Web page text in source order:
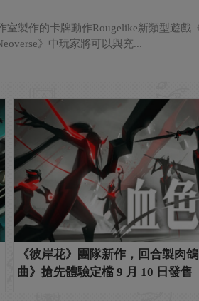
室製作的卡牌動作Rougelike新類型遊
》中玩家將可以與充...
《彼岸花》團隊新作，回合製肉
曲》搶先體驗定檔 9 月 10 日發售